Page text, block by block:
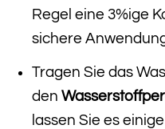
Regel eine 3%ige
sichere
Tragen Sie das
den
lassen Sie es